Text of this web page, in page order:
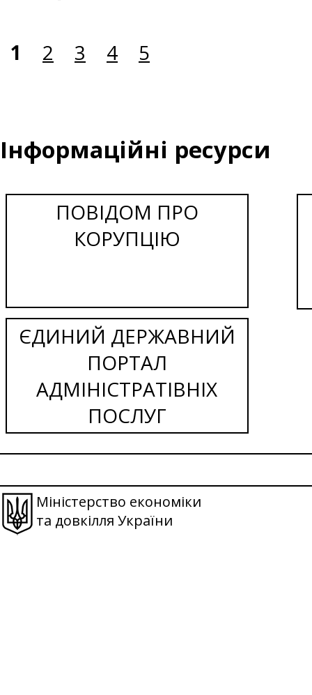
1 2 3 4 5
Інформаційні ресурси
ПОВІДОМ ПРО
КОРУПЦІЮ
ЄДИНИЙ ДЕРЖАВНИЙ
ПОРТАЛ
АДМІНІСТРАТІВНІХ
ПОСЛУГ
Міністерство економіки
та довкілля України